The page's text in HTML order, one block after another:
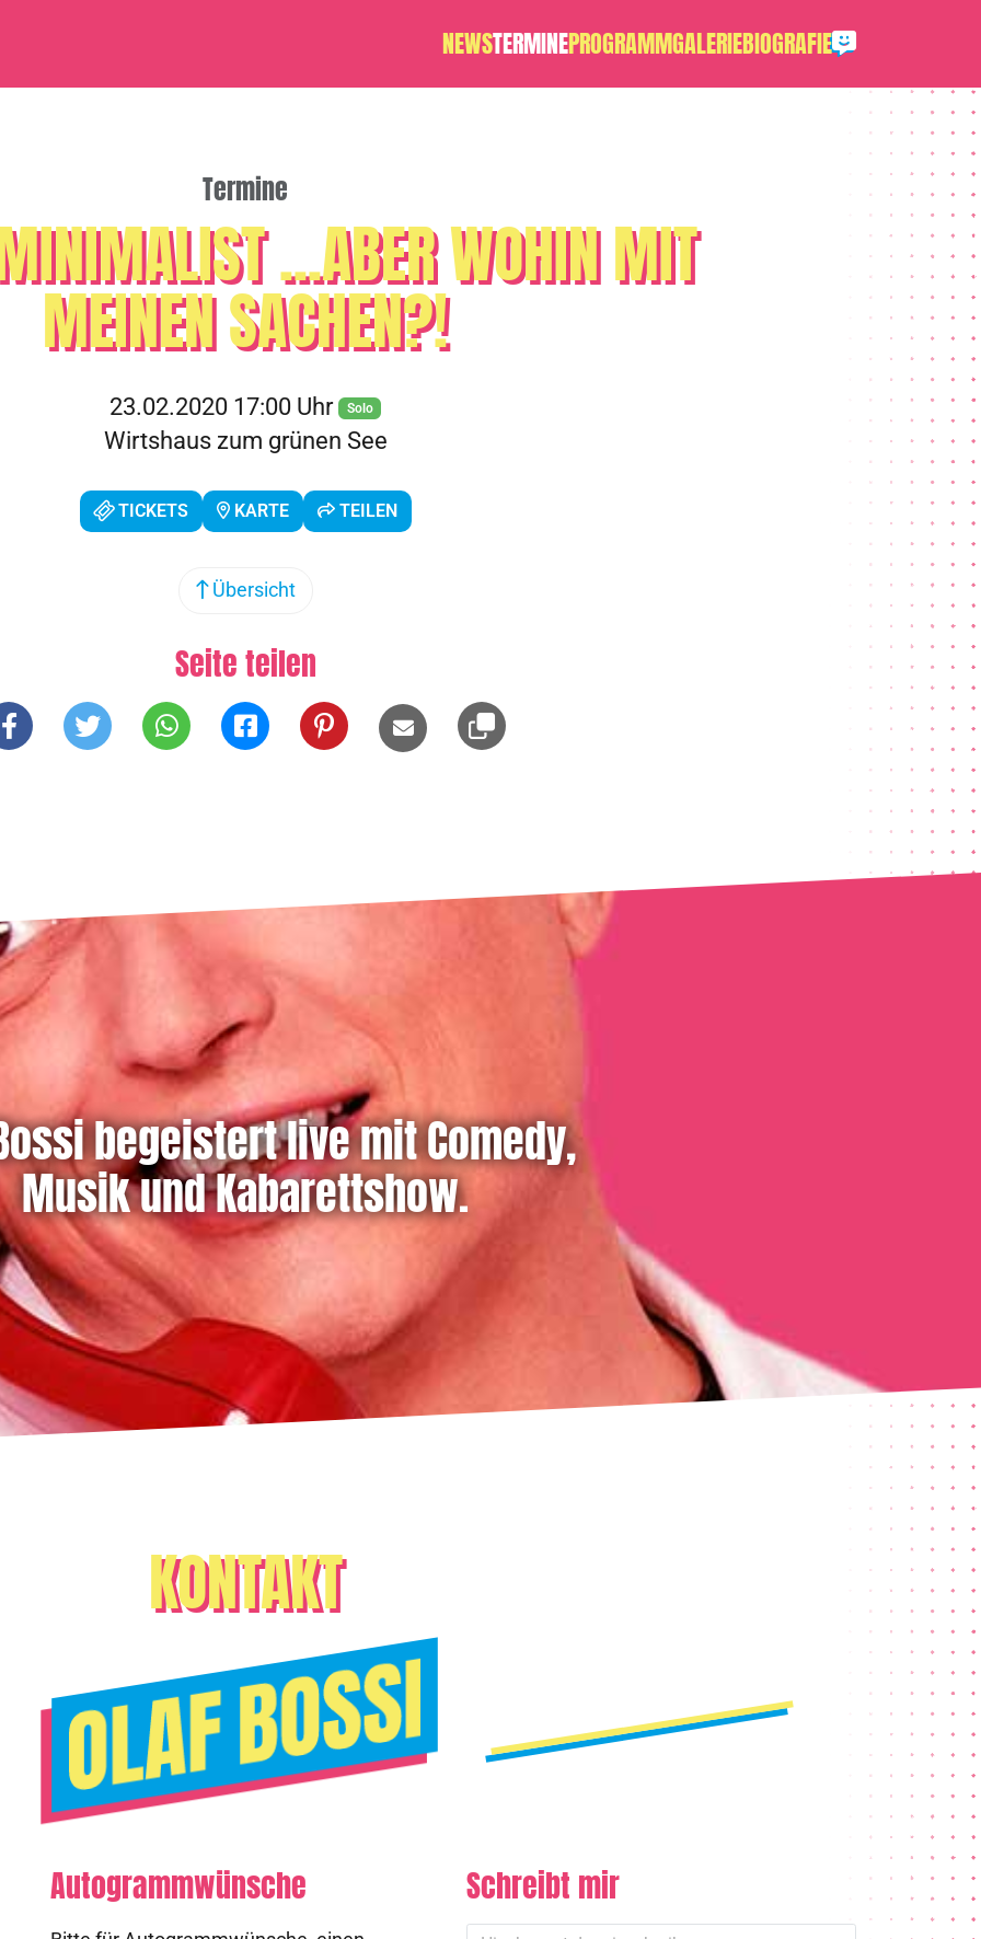
NEWSTERMINEPROGRAMMGALERIEBIOGRAFIE
Termine
...ABER WOHIN MIT
MEINEN SACHEN?!
23.02.2020 17:00 Uhr Solo
Wirtshaus zum grünen See
TICKETS KARTE TEILEN
Übersicht
Seite teilen
begeistert live mit Comedy,
Musik und Kabarettshow.
KONTAKT
Autogrammwünsche Schreibt mir